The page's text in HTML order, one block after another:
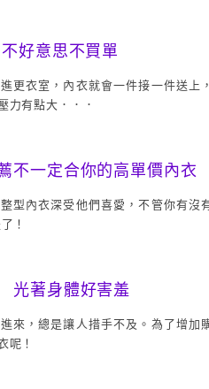
好意思不買單
更衣室，內衣就會一件接一件送上
力有點大．．．
不一定合你的高單價內衣
型內衣深受他們喜愛，不管你有沒
！
光著身體好害羞
來，總是讓人措手不及。為了增加
呢！